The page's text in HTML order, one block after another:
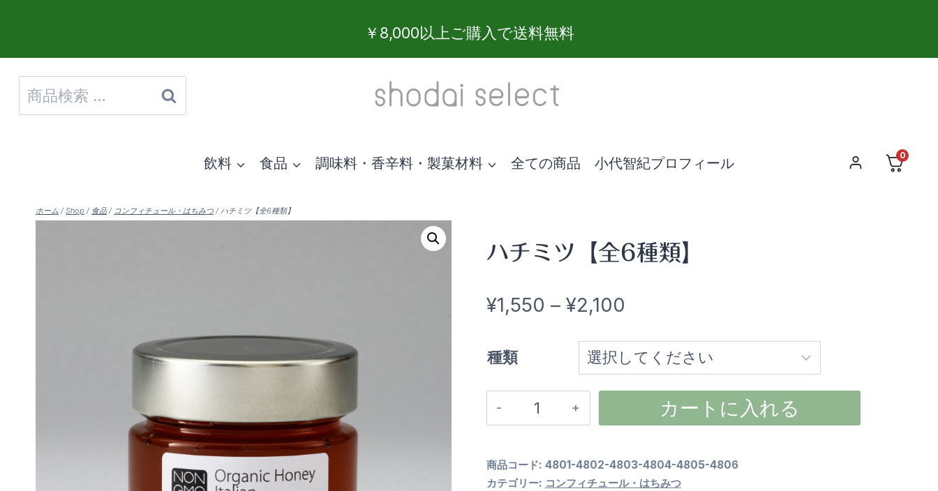
を
￥8,000以上ご購入で送料無料
検
索
検
飲料 食品 調味料・香辛料・製菓材料 全ての商品 小代智紀プロフィール 0
ホーム / Shop / 食品 / コンフィチュール・はちみつ / ハチミツ【全6種類】
ハチミツ【全6種類】
¥1,550 – ¥2,100
格
帯:
¥1,550
–
¥2,100
種類
ハ
チ
ミ
ツ
カートに入れる
商品コード: 4801-4802-4803-4804-4805-4806
カテゴリー: コンフィチュール・はちみつ